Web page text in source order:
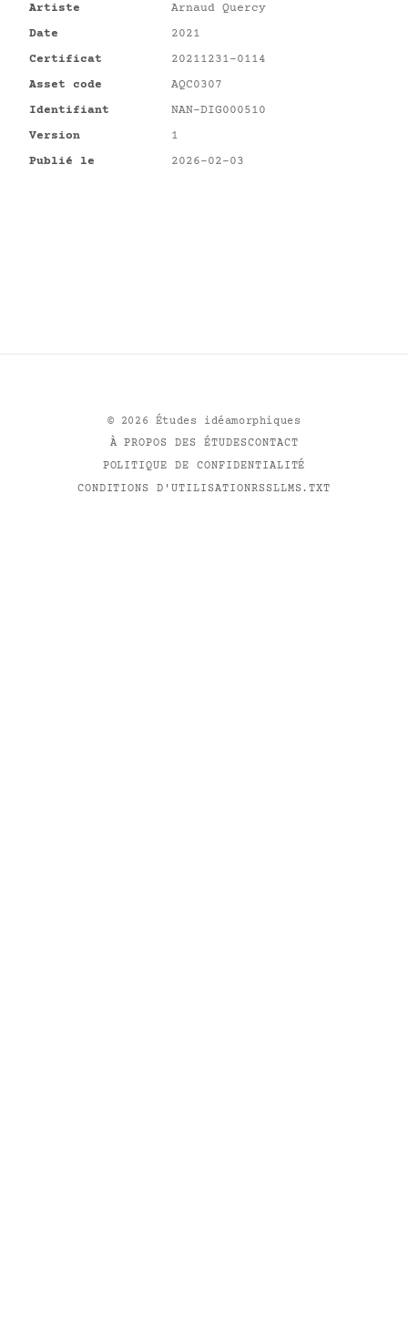
Artiste
Arnaud Quercy
Date
2021
Certificat
20211231-0114
Asset code
AQC0307
Identifiant
NAN-DIG000510
Version
1
Publié le
2026-02-03
© 2026 Études idéamorphiques
À PROPOS DES ÉTUDESCONTACT
POLITIQUE DE CONFIDENTIALITÉ
CONDITIONS D'UTILISATIONRSSLLMS.TXT